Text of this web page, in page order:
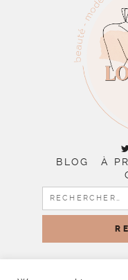
BLOG À